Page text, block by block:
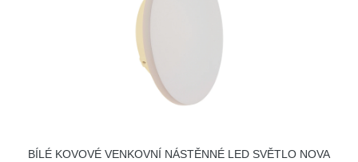
BÍLÉ KOVOVÉ VENKOVNÍ NÁSTĚNNÉ LED SVĚTLO NOVA